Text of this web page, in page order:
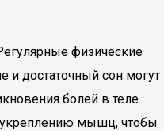
физические
и достаточный сон могут
болей в теле.
укреплению мышц, чтобы